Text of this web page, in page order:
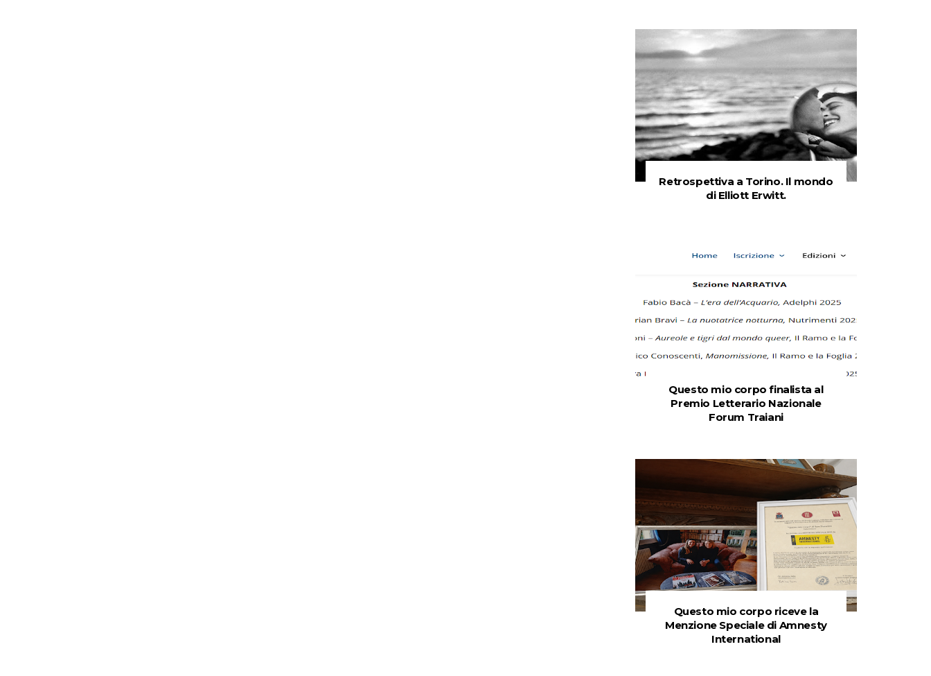
Retrospettiva a Torino. Il mondo
di Elliott Erwitt.
Questo mio corpo finalista al
Premio Letterario Nazionale
Forum Traiani
Questo mio corpo riceve la
Menzione Speciale di Amnesty
International